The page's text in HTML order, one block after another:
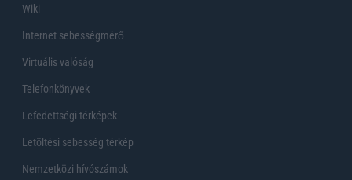
Wiki
Internet sebességmérő
Virtuális valóság
Telefonkönyvek
Lefedettségi térképek
Letöltési sebesség térkép
Nemzetközi hívószámok